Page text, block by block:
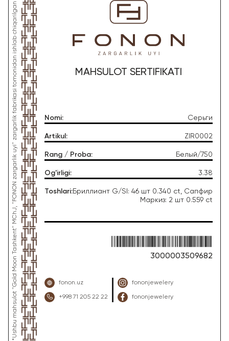
*Ushbu mahsulot "Gold Moon Tashkent" MChJ, "FONON zargarlik uyi" zargarlik fabrikasi tomonidan ishlab chiqarilgan MAHSULOT SERTIFIKATI
Nomi: Серьги
Artikul : ZIR0002
Rang / Proba: Белый/750
Og'irligi: 3.38
Toshlari:Бриллиант G/SI: 46 шт 0.340 ct, Сапфир
Маркиз: 2 шт 0.559 ct
3000003509682
fonon.uz
+998 71 205 22 22
fononjewelery
fononjewelery